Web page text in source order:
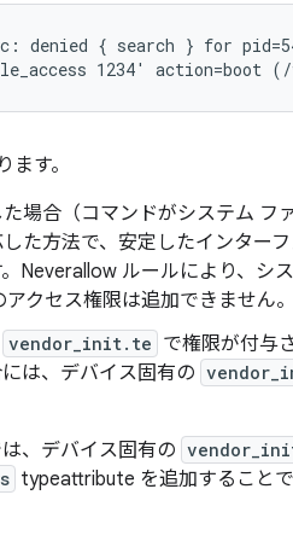
denied { search } for
1234'
す。
場合（コマンドがシステム フ
た方法で、安定したインター
Neverallow ルールにより、シ
クセス権限は追加できません。
vendor_init.te で権限が付与
は、デバイス固有の
、デバイス固有の
typeattribute を追加すること